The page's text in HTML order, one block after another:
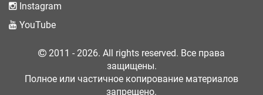
Instagram
YouTube
2011 - 2026. All rights reserved. Все права
защищены.
Полное или частичное копирование материалов
запрещено.